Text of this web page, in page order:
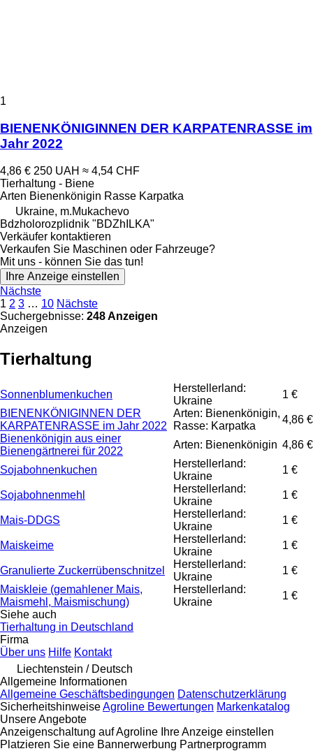
1
BIENENKÖNIGINNEN DER KARPATENRASSE im
Jahr 2022
4,86 € 250 UAH ≈ 4,54 CHF
Tierhaltung - Biene
Arten Bienenkönigin Rasse Karpatka
Ukraine, m.Mukachevo
Bdzholorozplidnik "BDZhILKA"
Verkäufer kontaktieren
Verkaufen Sie Maschinen oder Fahrzeuge?
Mit uns - können Sie das tun!
Ihre Anzeige einstellen
Nächste
1 2 3 … 10 Nächste
Suchergebnisse: 248 Anzeigen
Anzeigen
Tierhaltung
Sonnenblumenkuchen
Herstellerland:
Ukraine
1 €
BIENENKÖNIGINNEN DER
KARPATENRASSE im Jahr 2022
Arten: Bienenkönigin,
Rasse: Karpatka
4,86 €
Bienenkönigin aus einer
Bienengärtnerei für 2022
Arten: Bienenkönigin 4,86 €
Sojabohnenkuchen
Herstellerland:
Ukraine
1 €
Sojabohnenmehl
Herstellerland:
Ukraine
1 €
Mais-DDGS
Herstellerland:
Ukraine
1 €
Maiskeime
Herstellerland:
Ukraine
1 €
Granulierte Zuckerrübenschnitzel
Herstellerland:
Ukraine
1 €
Maiskleie (gemahlener Mais,
Maismehl, Maismischung)
Herstellerland:
Ukraine
1 €
Siehe auch
Tierhaltung in Deutschland
Firma
Über uns Hilfe Kontakt
Liechtenstein / Deutsch
Allgemeine Informationen
Allgemeine Geschäftsbedingungen Datenschutzerklärung
SicherheitshinweiseAgroline Bewertungen Markenkatalog
Unsere Angebote
Anzeigenschaltung auf Agroline Ihre Anzeige einstellen
Platzieren Sie eine Bannerwerbung Partnerprogramm